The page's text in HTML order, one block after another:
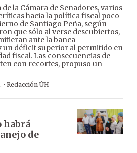
la Cámara de Senadores, varios
hacia la política fiscal poco
de Santiago Peña, según
que sólo al verse descubiertos,
ante la banca
un déficit superior al permitido en
fiscal. Las consecuencias de
con recortes, propuso un
· Redacción ÚH
habrá
de